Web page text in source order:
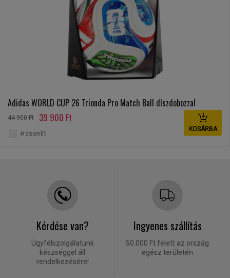
Adidas WORLD CUP 26 Trionda Pro Match Ball díszdobozzal
44 900 Ft 39 900 Ft
KOSÁRBA
Hasonlít
Kérdése van?
Ügyfélszolgálatunk
készséggel áll
rendelkezésére!
Ingyenes szállítás
50.000 Ft felett az ország
egész területén